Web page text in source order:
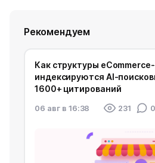
Рекомендуем
Как структуры
индексируются AI-
1600+ цитирований
06 авг в 16:38 231 0